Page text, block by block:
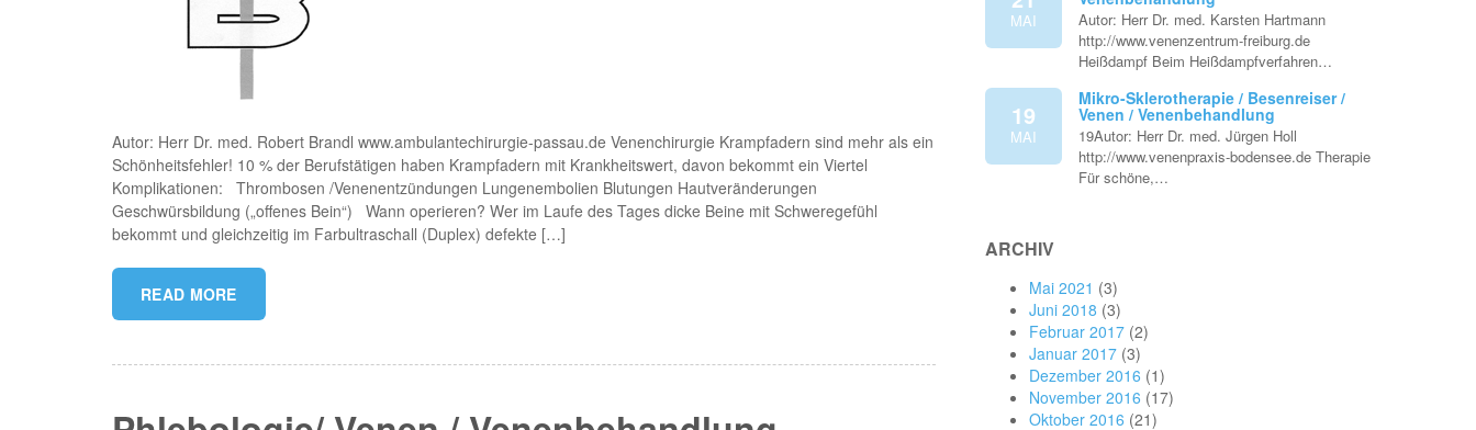
Autor: Herr Dr. med. Robert Brandl www.ambulantechirurgie-passau.de Venenchirurgie Krampfadern sind mehr als ein
Schönheitsfehler! 10 % der Berufstätigen haben Krampfadern mit Krankheitswert, davon bekommt ein Viertel
Komplikationen: Thrombosen /Venenentzündungen Lungenembolien Blutungen Hautveränderungen
Geschwürsbildung („offenes Bein“) Wann operieren? Wer im Laufe des Tages dicke Beine mit Schweregefühl
bekommt und gleichzeitig im Farbultraschall (Duplex) defekte […]
READ MORE
MAI
Autor: Herr Dr. med. Karsten Hartmann
http://www.venenzentrum-freiburg.de
Heißdampf Beim Heißdampfverfahren…
19
MAI
Mikro-Sklerotherapie / Besenreiser /
Venen / Venenbehandlung
19Autor: Herr Dr. med. Jürgen Holl
http://www.venenpraxis-bodensee.de Therapie
Für schöne,…
ARCHIV
Mai 2021 (3)
Juni 2018 (3)
Februar 2017 (2)
Januar 2017 (3)
Dezember 2016 (1)
November 2016 (17)
Oktober 2016 (21)